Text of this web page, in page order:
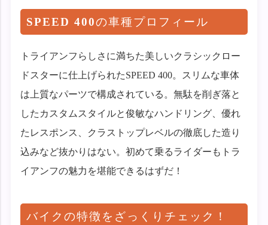
SPEED 400の車種プロフィール
トライアンフらしさに満ちた美しいクラシックロー
ドスターに仕上げられたSPEED 400。スリムな車体
は上質なパーツで構成されている。無駄を削ぎ落と
したカスタムスタイルと俊敏なハンドリング、優れ
たレスポンス、クラストップレベルの徹底した造り
込みなど抜かりはない。初めて乗るライダーもトラ
イアンフの魅力を堪能できるはずだ！
バイクの特徴をざっくりチェック！